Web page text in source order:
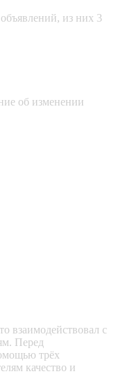
из них 3
об изменении
взаимодействовал с
Перед
трёх
качество и